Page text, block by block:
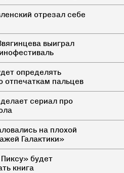
отрезал себе
выиграл
определять
отпечаткам пальцев
сериал про
на плохой
Галактики»
будет
книга